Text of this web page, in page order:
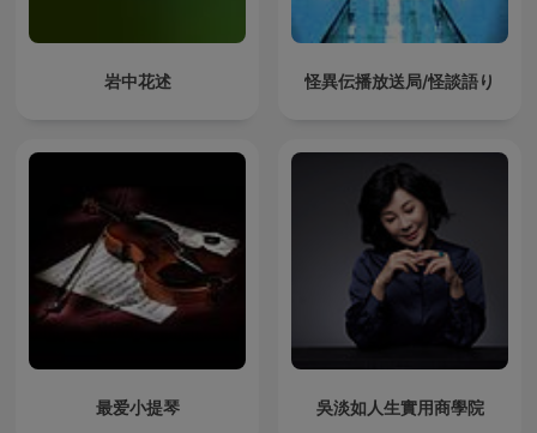
岩中花述 怪異伝播放送局/怪談語り
最爱小提琴 吳淡如人生實用商學院